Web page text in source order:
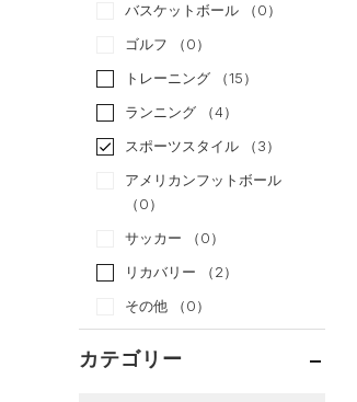
バスケットボール
（0）
ゴルフ
（0）
トレーニング
（15）
ランニング
（4）
スポーツスタイル
（3）
アメリカンフットボール
（0）
サッカー
（0）
リカバリー
（2）
その他
（0）
カテゴリー